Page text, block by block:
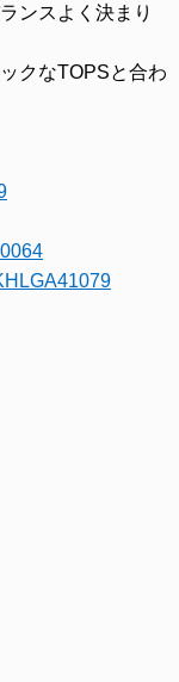
ンスよく決まり
クなTOPSと合わ